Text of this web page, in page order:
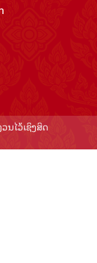
ນໄວ້ເຊິງສິດ